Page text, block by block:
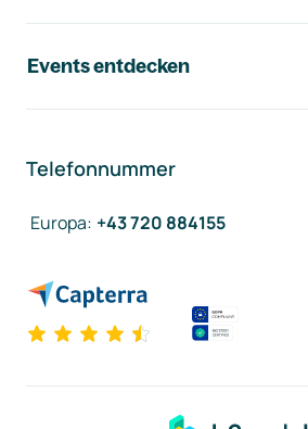
Events entdecken
Telefonnummer
Europa: +43 720 884155